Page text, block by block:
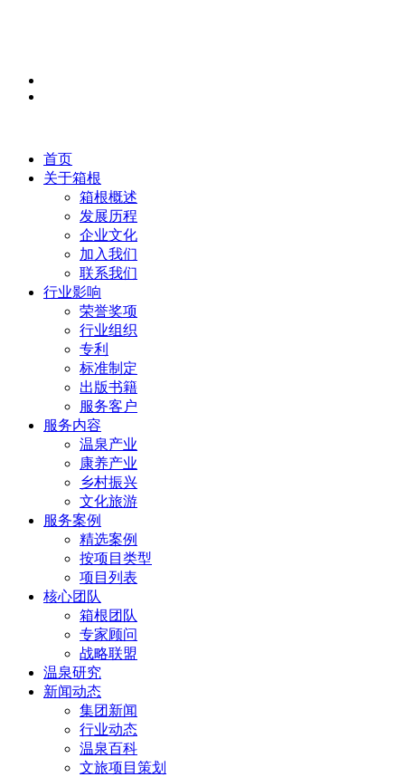
首页
关于箱根
箱根概述
发展历程
企业文化
加入我们
联系我们
行业影响
荣誉奖项
行业组织
专利
标准制定
出版书籍
服务客户
服务内容
温泉产业
康养产业
乡村振兴
文化旅游
服务案例
精选案例
按项目类型
项目列表
核心团队
箱根团队
专家顾问
战略联盟
温泉研究
新闻动态
集团新闻
行业动态
温泉百科
文旅项目策划